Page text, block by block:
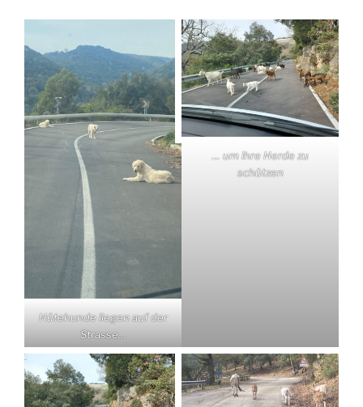
Hütehunde liegen auf der
Strasse…
… um ihre Herde zu
schützen